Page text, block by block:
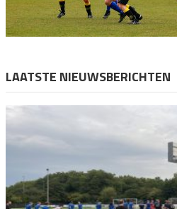
LAATSTE NIEUWSBERICHTEN